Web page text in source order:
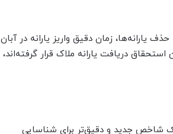
یارانه‌ها، زمان دقیق واریز یارانه در آبان
استحقاق دریافت یارانه ملاک قرار گرفته‌اند،
شاخص جدید و دقیق‌تر برای شناسایی